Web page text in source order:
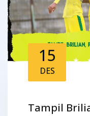
15
DES
Tampil